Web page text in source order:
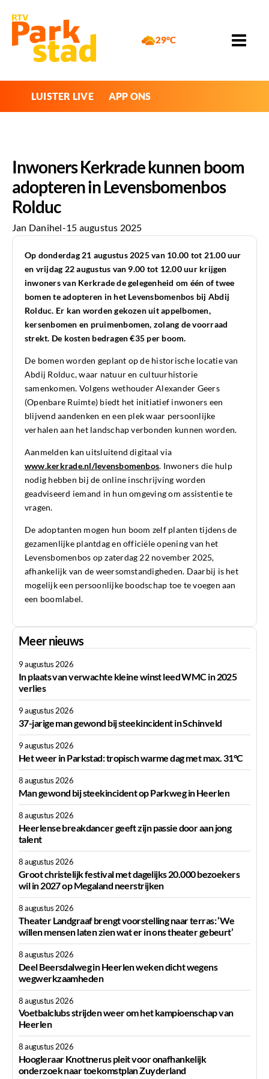
29°C
LUISTER LIVE APP ONS
Inwoners Kerkrade kunnen boom
adopteren in Levensbomenbos
Rolduc
Jan Danihel-15 augustus 2025
Op donderdag 21 augustus 2025 van 10.00 tot 21.00 uur
en vrijdag 22 augustus van 9.00 tot 12.00 uur krijgen
inwoners van Kerkrade de gelegenheid om één of twee
bomen te adopteren in het Levensbomenbos bij Abdij
Rolduc. Er kan worden gekozen uit appelbomen,
kersenbomen en pruimenbomen, zolang de voorraad
strekt. De kosten bedragen €35 per boom.
De bomen worden geplant op de historische locatie van
Abdij Rolduc, waar natuur en cultuurhistorie
samenkomen. Volgens wethouder Alexander Geers
(Openbare Ruimte) biedt het initiatief inwoners een
blijvend aandenken en een plek waar persoonlijke
verhalen aan het landschap verbonden kunnen worden.
Aanmelden kan uitsluitend digitaal via
www.kerkrade.nl/levensbomenbos. Inwoners die hulp
nodig hebben bij de online inschrijving worden
geadviseerd iemand in hun omgeving om assistentie te
vragen.
De adoptanten mogen hun boom zelf planten tijdens de
gezamenlijke plantdag en officiële opening van het
Levensbomenbos op zaterdag 22 november 2025,
afhankelijk van de weersomstandigheden. Daarbij is het
mogelijk een persoonlijke boodschap toe te voegen aan
een boomlabel.
Meer nieuws
9 augustus 2026
In plaats van verwachte kleine winst leed WMC in 2025
verlies
9 augustus 2026
37-jarige man gewond bij steekincident in Schinveld
9 augustus 2026
Het weer in Parkstad: tropisch warme dag met max. 31°C
8 augustus 2026
Man gewond bij steekincident op Parkweg in Heerlen
8 augustus 2026
Heerlense breakdancer geeft zijn passie door aan jong
talent
8 augustus 2026
Groot christelijk festival met dagelijks 20.000 bezoekers
wil in 2027 op Megaland neerstrijken
8 augustus 2026
Theater Landgraaf brengt voorstelling naar terras: ‘We
willen mensen laten zien wat er in ons theater gebeurt’
8 augustus 2026
Deel Beersdalweg in Heerlen weken dicht wegens
wegwerkzaamheden
8 augustus 2026
Voetbalclubs strijden weer om het kampioenschap van
Heerlen
8 augustus 2026
Hoogleraar Knottnerus pleit voor onafhankelijk
onderzoek naar toekomstplan Zuyderland